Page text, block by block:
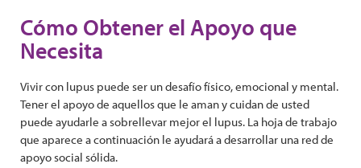
Cómo Obtener el Apoyo que
Necesita
Vivir con lupus puede ser un desafío físico, emocional y mental.
Tener el apoyo de aquellos que le aman y cuidan de usted
puede ayudarle a sobrellevar mejor el lupus. La hoja de trabajo
que aparece a continuación le ayudará a desarrollar una red de
apoyo social sólida.